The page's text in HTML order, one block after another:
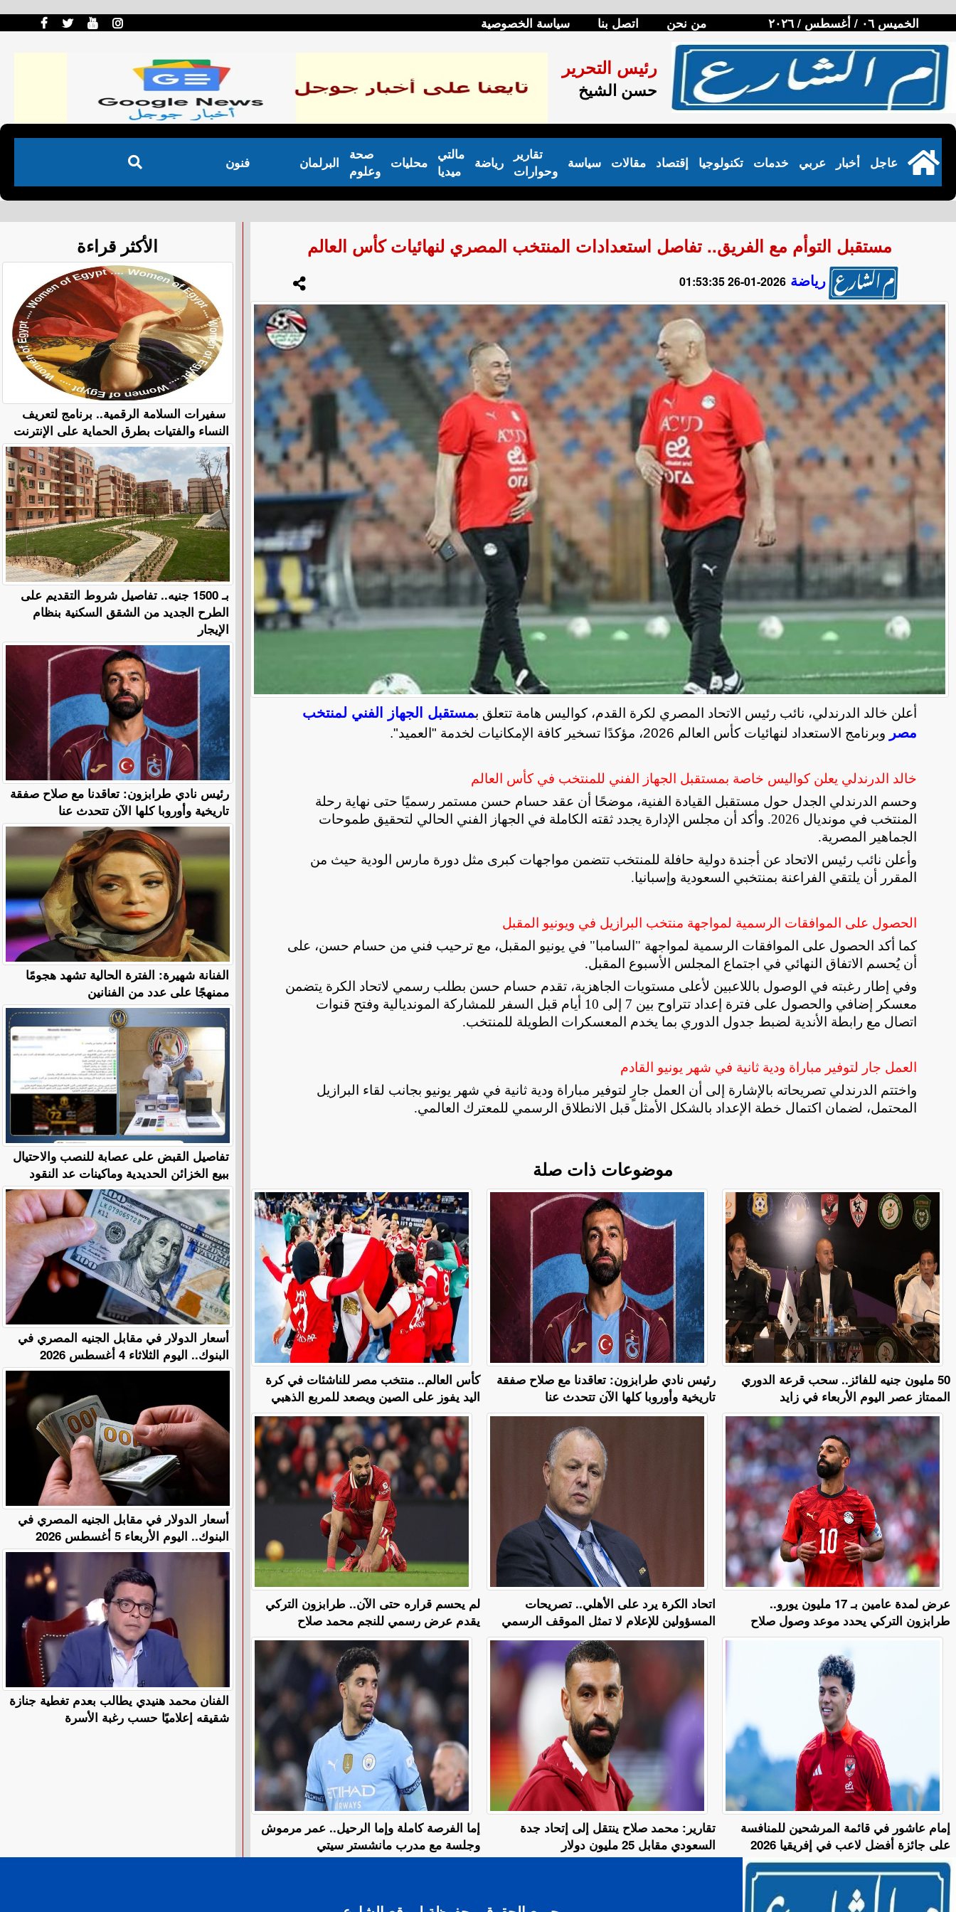
الخميس ٠٦ / أغسطس / ٢٠٢٦ من نحن اتصل بنا سياسة الخصوصية
رئيس التحرير
حسن الشيخ
فنون البرلمان
صحة
وعلوم
محليات
مالتي
ميديا
رياضة
تقارير
وحوارات
سياسة مقالات إقتصاد تكنولوجيا خدمات عربي أخبار عاجل
مستقبل التوأم مع الفريق.. تفاصل استعدادات المنتخب المصري لنهائيات كأس العالم
رياضة 2026-01-26 01:53:35
أعلن خالد الدرندلي، نائب رئيس الاتحاد المصري لكرة القدم، كواليس هامة تتعلق بمستقبل الجهاز الفني لمنتخب
مصر وبرنامج الاستعداد لنهائيات كأس العالم 2026، مؤكدًا تسخير كافة الإمكانيات لخدمة "العميد".
خالد الدرندلي يعلن كواليس خاصة بمستقبل الجهاز الفني للمنتخب في كأس العالم
وحسم الدرندلي الجدل حول مستقبل القيادة الفنية، موضحًا أن عقد حسام حسن مستمر رسميًا حتى نهاية رحلة
المنتخب في مونديال 2026. وأكد أن مجلس الإدارة يجدد ثقته الكاملة في الجهاز الفني الحالي لتحقيق طموحات
الجماهير المصرية.
وأعلن نائب رئيس الاتحاد عن أجندة دولية حافلة للمنتخب تتضمن مواجهات كبرى مثل دورة مارس الودية حيث من
المقرر أن يلتقي الفراعنة بمنتخبي السعودية وإسبانيا.
الحصول على الموافقات الرسمية لمواجهة منتخب البرازيل في ويونيو المقبل
كما أكد الحصول على الموافقات الرسمية لمواجهة "السامبا" في يونيو المقبل، مع ترحيب فني من حسام حسن، على
أن يُحسم الاتفاق النهائي في اجتماع المجلس الأسبوع المقبل.
وفي إطار رغبته في الوصول باللاعبين لأعلى مستويات الجاهزية، تقدم حسام حسن بطلب رسمي لاتحاد الكرة يتضمن
معسكر إضافي والحصول على فترة إعداد تتراوح بين 7 إلى 10 أيام قبل السفر للمشاركة المونديالية وفتح قنوات
اتصال مع رابطة الأندية لضبط جدول الدوري بما يخدم المعسكرات الطويلة للمنتخب.
العمل جار لتوفير مباراة ودية ثانية في شهر يونيو القادم
واختتم الدرندلي تصريحاته بالإشارة إلى أن العمل جارٍ لتوفير مباراة ودية ثانية في شهر يونيو بجانب لقاء البرازيل
المحتمل، لضمان اكتمال خطة الإعداد بالشكل الأمثل قبل الانطلاق الرسمي للمعترك العالمي.
موضوعات ذات صلة
كأس العالم.. منتخب مصر للناشئات في كرة
اليد يفوز على الصين ويصعد للمربع الذهبي
رئيس نادي طرابزون: تعاقدنا مع صلاح صفقة
تاريخية وأوروبا كلها الآن تتحدث عنا
50 مليون جنيه للفائز.. سحب قرعة الدوري
الممتاز عصر اليوم الأربعاء في زايد
لم يحسم قراره حتى الآن.. طرابزون التركي
يقدم عرض رسمي للنجم محمد صلاح
اتحاد الكرة يرد على الأهلي.. تصريحات
المسؤولين للإعلام لا تمثل الموقف الرسمي
عرض لمدة عامين بـ 17 مليون يورو..
طرابزون التركي يحدد موعد وصول صلاح
إما الفرصة كاملة وإما الرحيل.. عمر مرموش
وجلسة مع مدرب مانشستر سيتي
تقارير: محمد صلاح ينتقل إلى إتحاد جدة
السعودي مقابل 25 مليون دولار
إمام عاشور في قائمة المرشحين للمنافسة
على جائزة أفضل لاعب في إفريقيا 2026
الأكثر قراءة
سفيرات السلامة الرقمية.. برنامج لتعريف
النساء والفتيات بطرق الحماية على الإنترنت
بـ 1500 جنيه.. تفاصيل شروط التقديم على
الطرح الجديد من الشقق السكنية بنظام
الإيجار
رئيس نادي طرابزون: تعاقدنا مع صلاح صفقة
تاريخية وأوروبا كلها الآن تتحدث عنا
الفنانة شهيرة: الفترة الحالية تشهد هجومًا
ممنهجًا على عدد من الفنانين
تفاصيل القبض على عصابة للنصب والاحتيال
ببيع الخزائن الحديدية وماكينات عد النقود
أسعار الدولار في مقابل الجنيه المصري في
البنوك.. اليوم الثلاثاء 4 أغسطس 2026
أسعار الدولار في مقابل الجنيه المصري في
البنوك.. اليوم الأربعاء 5 أغسطس 2026
الفنان محمد هنيدي يطالب بعدم تغطية جنازة
شقيقه إعلاميًا حسب رغبة الأسرة